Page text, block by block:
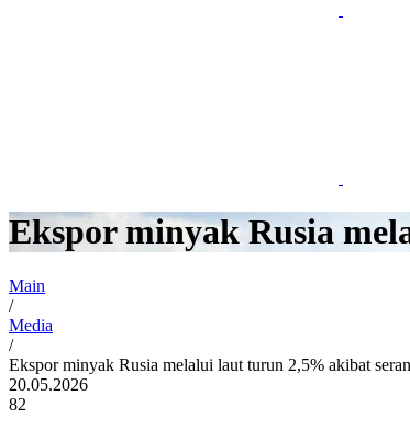
Ekspor minyak Rusia
Main
/
Media
/
Ekspor minyak Rusia melalui laut turun 2,5% akibat
20.05.2026
82